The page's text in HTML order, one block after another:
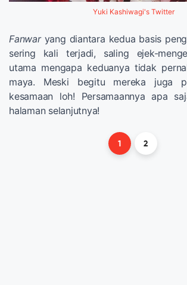
Yuki Kashiwagi's Twitter
Fanwaryang diantara kedua basis
sering kali terjadi, saling ejek-
utama mengapa keduanya tidak
maya. Meski begitu mereka juga
kesamaan loh! Persamaannya apa
halaman selanjutnya!
1 2